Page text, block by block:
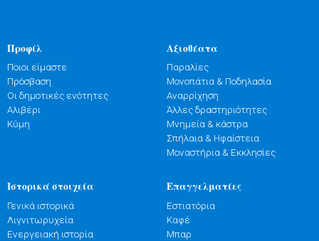
Προφίλ
Ποιοι είμαστε
Πρόσβαση
Οι δημοτικές ενότητες
Αλιβέρι
Κύμη
Αξιοθέατα
Παραλίες
Μονοπάτια & Ποδηλασία
Αναρρίχηση
Άλλες δραστηριότητες
Μνημεία & κάστρα
Σπήλαια & Ηφαίστεια
Μοναστήρια & Εκκλησίες
Ιστορικά στοιχεία
Γενικά ιστορικά
Λιγνιτωρυχεία
Ενεργειακή ιστορία
Επαγγελματίες
Εστιατόρια
Καφέ
Μπαρ